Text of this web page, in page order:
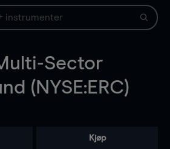
Sector
(NYSE:ERC)
Kjøp